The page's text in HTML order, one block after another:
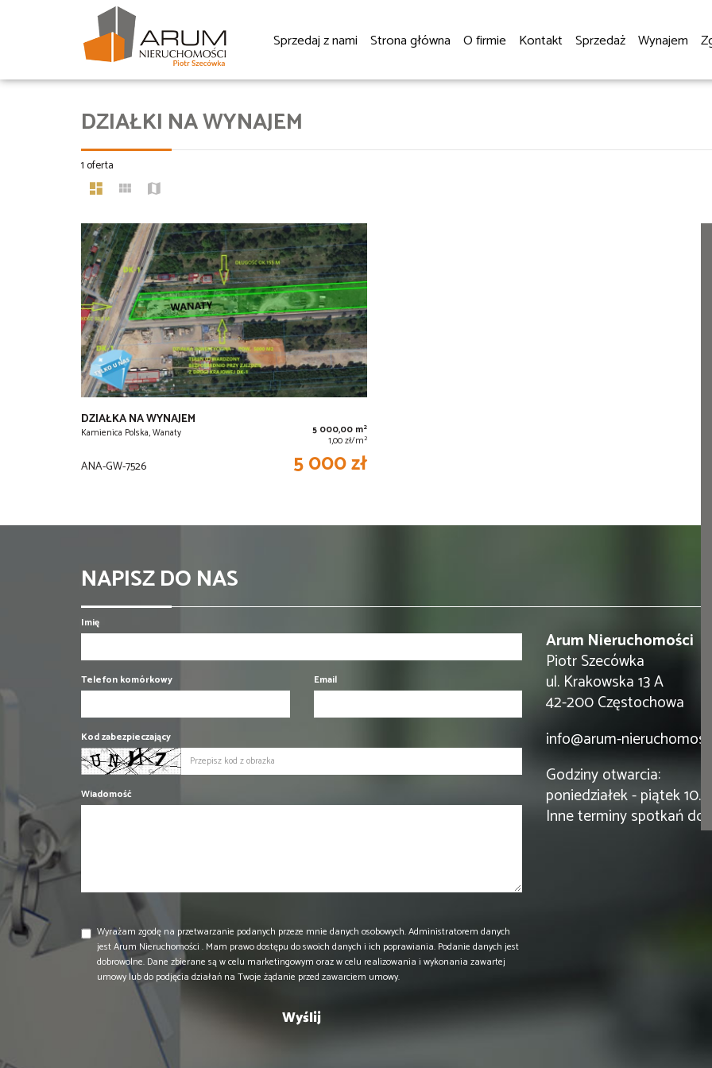
Sprzedaj z nami Strona główna O firmie Kontakt Sprzedaż Wynajem
DZIAŁKI NA WYNAJEM
1 oferta
DZIAŁKA NA WYNAJEM
Kamienica Polska, Wanaty 5 000,00 m2
1,00 zł/m2
ANA-GW-7526 5 000 zł
NAPISZ DO NAS
Imię
Telefon komórkowy Email
Kod zabezpieczający
Wiadomość
Wyrażam zgodę na przetwarzanie podanych przeze mnie danych osobowych. Administratorem danych
jest Arum Nieruchomości . Mam prawo dostępu do swoich danych i ich poprawiania. Podanie danych jest
dobrowolne. Dane zbierane są w celu marketingowym oraz w celu realizowania i wykonania zawartej
umowy lub do podjęcia działań na Twoje żądanie przed zawarciem umowy.
Arum Nieruchomości
Piotr Szecówka
ul. Krakowska 13 A
42-200 Częstochowa
info@arum-
Godziny otwarcia:
poniedziałek - piątek
Inne terminy spotkań do